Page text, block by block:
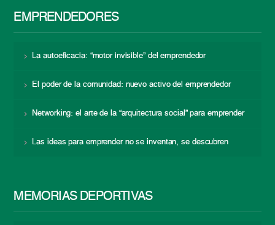
EMPRENDEDORES
La autoeficacia: “motor invisible” del emprendedor
El poder de la comunidad: nuevo activo del emprendedor
Networking: el arte de la “arquitectura social” para emprender
Las ideas para emprender no se inventan, se descubren
MEMORIAS DEPORTIVAS